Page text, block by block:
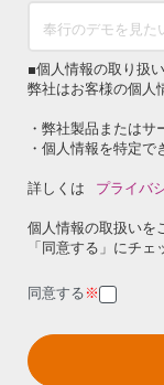
■個人情報の取り扱
弊社はお客様の個人
・弊社製品または
・個人情報を特定
詳しくは プライバ
個人情報の取扱いを
「同意する」にチェ
同意する ※